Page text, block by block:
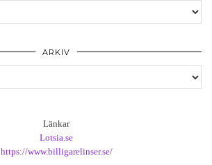
ARKIV
Länkar
Lotsia.se
https://www.billigarelinser.se/